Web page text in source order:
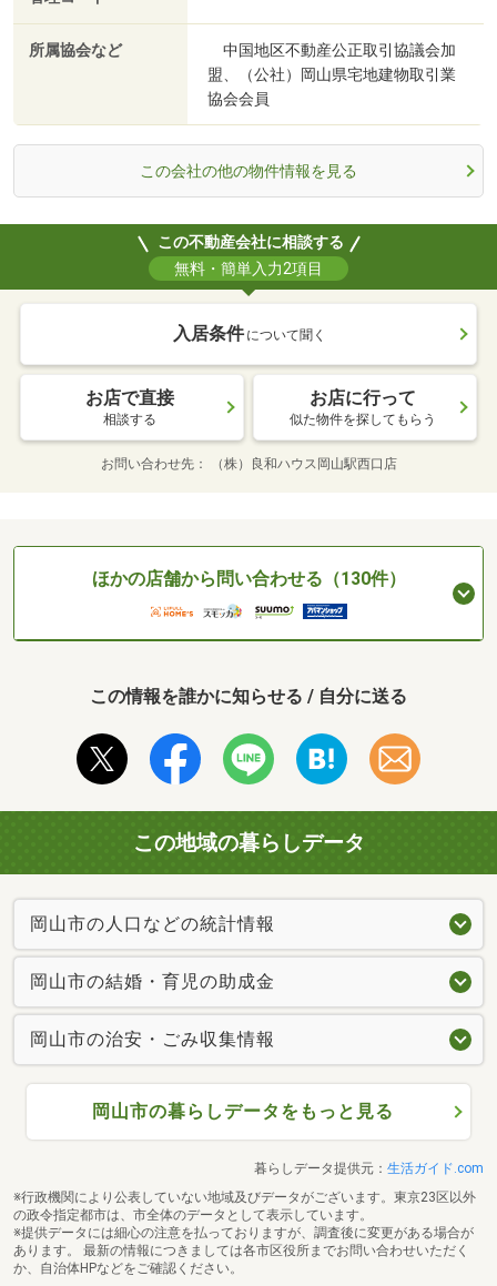
所属協会など
中国地区不動産公正取引協議会加
盟、（公社）岡山県宅地建物取引業
協会会員
この会社の他の物件情報を見る
この不動産会社に相談する
無料・簡単入力2項目
入居条件 について聞く
お店で直接
相談する
お店に行って
似た物件を探してもらう
お問い合わせ先 （株）良和ハウス岡山駅西口店
ほかの店舗から問い合わせる（130件）
この情報を誰かに知らせる / 自分に送る
この地域の暮らしデータ
岡山市の人口などの統計情報
岡山市の結婚・育児の助成金
岡山市の治安・ごみ収集情報
岡山市の暮らしデータをもっと見る
暮らしデータ提供元： 生活ガイド.com
※行政機関により公表していない地域及びデータがございます。東京23区以外
の政令指定都市は、市全体のデータとして表示しています。
※提供データには細心の注意を払っておりますが、調査後に変更がある場合が
あります。 最新の情報につきましては各市区役所までお問い合わせいただく
か、自治体HPなどをご確認ください。